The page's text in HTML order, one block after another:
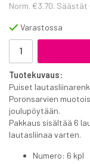
Norm. €3.70. Säästät
Varastossa
Tuotekuvaus:
Puiset
Poronsarvien
joulupöytään.
Pakkaus sisältää 6
lautasliinaa varten.
Numero: 6 kpl